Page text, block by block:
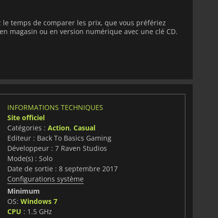
temps de comparer les prix, que vous préfériez
magasin ou en version numérique avec une clé CD.
INFORMATIONS TECHNIQUES
Site officiel
Catégories : Action, Casual
Editeur : Back To Basics Gaming
Développeur : 7 Raven Studios
Mode(s) : Solo
Date de sortie : 8 septembre 2017
Configurations système
Minimum
OS: Windows 7
CPU : 1.5 GHz